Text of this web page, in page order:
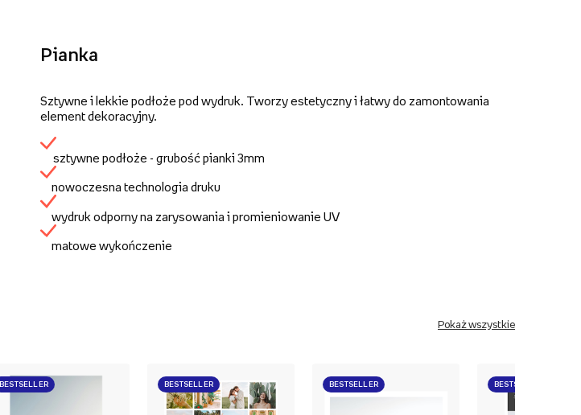
Pianka
Sztywne i lekkie podłoże pod wydruk. Tworzy estetyczny i łatwy do zamontowania
element dekoracyjny.
sztywne podłoże - grubość pianki 3mm
nowoczesna technologia druku
wydruk odporny na zarysowania i promieniowanie UV
matowe wykończenie
Pokaż wszystkie
BESTSELLER BESTSELLER BESTSELLER BESTSELLER